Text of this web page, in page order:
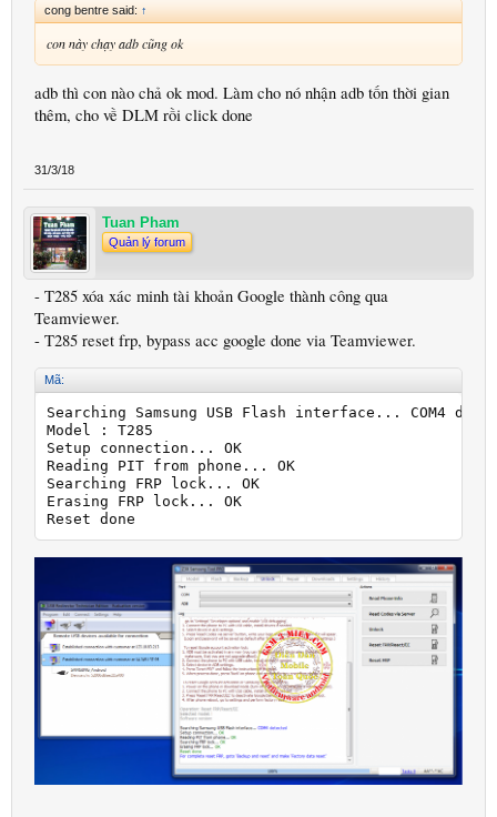
cong bentre said: ↑
con này chạy adb cũng ok
adb thì con nào chả ok mod. Làm cho nó nhận adb tốn thời gian
thêm, cho về DLM rồi click done
31/3/18
Tuan Pham
Quản lý forum
- T285 xóa xác minh tài khoản Google thành công qua
Teamviewer.
- T285 reset frp, bypass acc google done via Teamviewer.
Mã:
Searching Samsung USB Flash interface... COM4
Model : T285
Setup connection... OK
Reading PIT from phone... OK
Searching FRP lock... OK
Erasing FRP lock... OK
Reset done